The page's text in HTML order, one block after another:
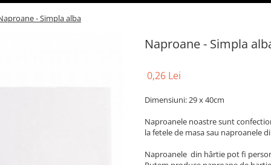
- Simpla alba
Naproane - Simpla
0,26 Lei
Dimensiuni: 29 x 40cm
Naproanele noastre sunt
la fetele de masa sau naproanele
Naproanele din hârtie pot fi